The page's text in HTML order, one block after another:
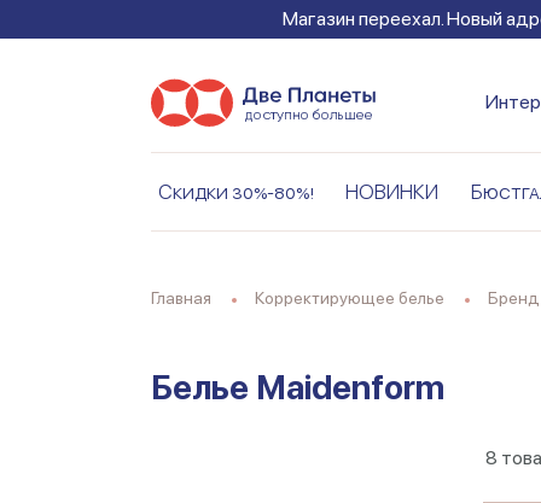
Магазин переехал. Новый
Скидки 30%-80%! НОВИНКИ
Главная Корректирующее белье Бренд
Белье Maidenform
8